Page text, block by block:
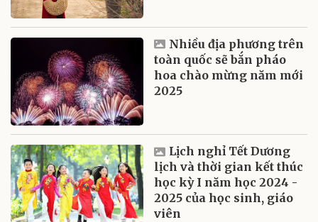
Nhiều địa phương trên
toàn quốc sẽ bắn pháo
hoa chào mừng năm mới
2025
Lịch nghỉ Tết Dương
lịch và thời gian kết thúc
học kỳ I năm học 2024 -
2025 của học sinh, giáo
viên